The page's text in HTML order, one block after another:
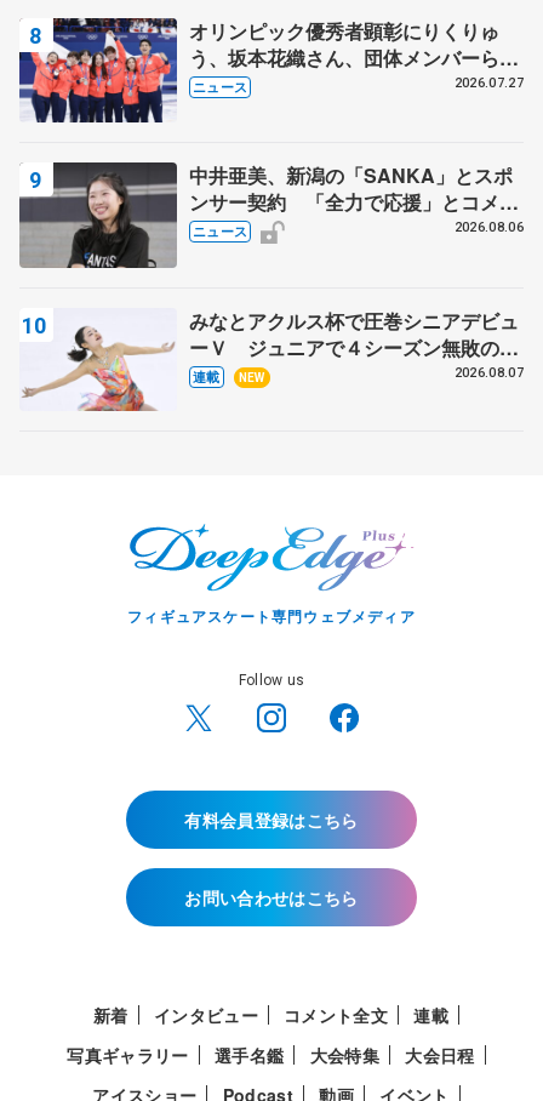
オリンピック優秀者顕彰にりくりゅ
う、坂本花織さん、団体メンバーら
8月7日に文科省が表彰式、ブルーノ・
ニュース 2026.07.27
中井亜美、新潟の「SANKA」とスポ
ンサー契約 「全力で応援」とコメン
ト
ニュース 2026.08.06
みなとアクルス杯で圧巻シニアデビュ
ーＶ ジュニアで４シーズン無敗の島
田麻央
連載 NEW 2026.08.07
フィギュアスケート専門ウェブメディア
Follow us
有料会員登録はこちら
お問い合わせはこちら
新着 インタビュー コメント全文
連載
写真ギャラリー
選手名鑑 大会特集
大会日程
アイスショー
Podcast 動画 イベント